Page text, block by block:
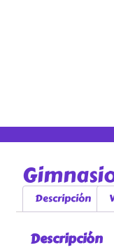
Descripción
Descripción